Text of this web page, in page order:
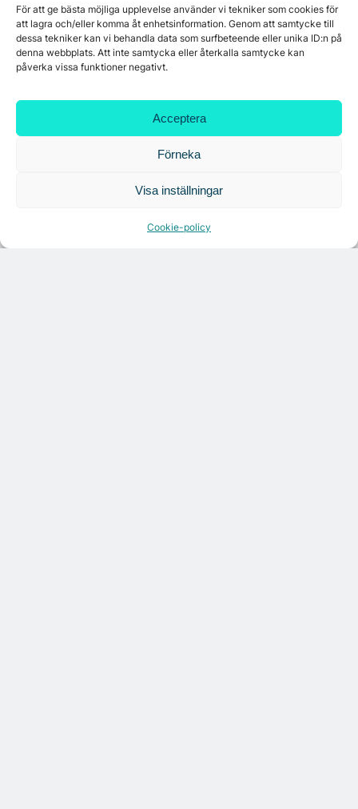
För att ge bästa möjliga upplevelse använder vi tekniker som cookies för
att lagra och/eller komma åt enhetsinformation. Genom att samtycke till
dessa tekniker kan vi behandla data som surfbeteende eller unika ID:n på
denna webbplats. Att inte samtycka eller återkalla samtycke kan
påverka vissa funktioner negativt.
Acceptera
Förneka
Visa inställningar
Cookie-policy
Ny hyresgäst till projektet HK Gamlestaden
Tandem Health flyttar till Kungsgatan